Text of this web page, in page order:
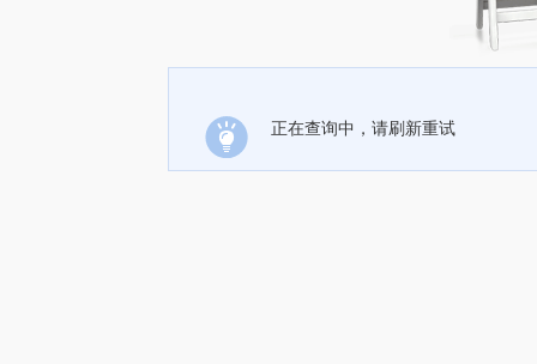
正在查询中，请刷新重试